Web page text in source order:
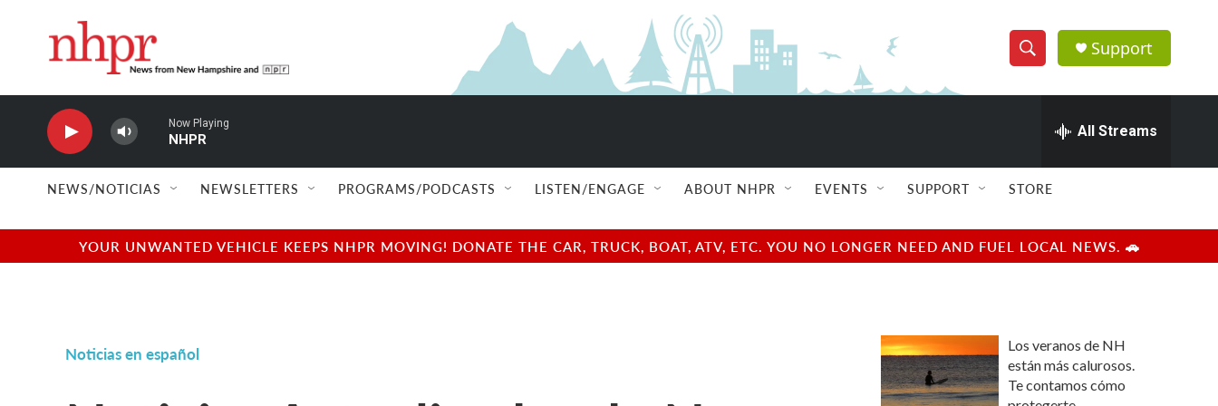
S
h
w
e
c
h
e
h
Q
u
r
y
Support
Now Playing
NHPR All Streams
NEWS/NOTICIAS NEWSLETTERS PROGRAMS/PODCASTS LISTEN/ENGAGE ABOUT NHPR EVENTS SUPPORT STORE
YOUR UNWANTED VEHICLE KEEPS NHPR MOVING! DONATE THE CAR, TRUCK, BOAT, ATV, ETC. YOU NO LONGER NEED AND FUEL LOCAL NEWS. 🚗
Noticias en español
Los veranos de NH
están más calurosos.
Te contamos cómo